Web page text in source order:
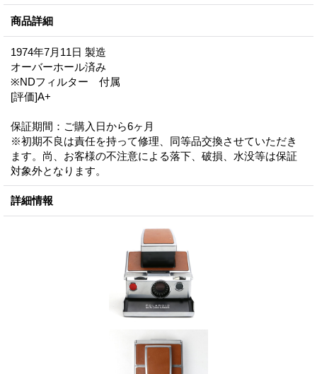
商品詳細
1974年7月11日 製造
オーバーホール済み
※NDフィルター 付属
[評価]A+
保証期間：ご購入日から6ヶ月
※初期不良は責任を持って修理、同等品交換させていただき
ます。尚、お客様の不注意による落下、破損、水没等は保証
対象外となります。
詳細情報